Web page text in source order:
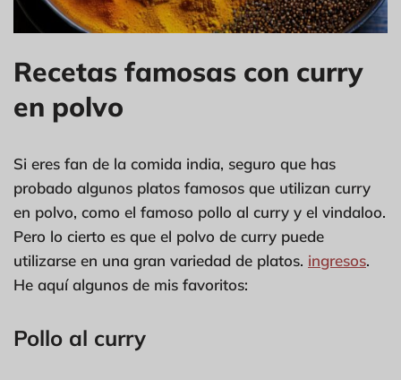
Recetas famosas con curry
en polvo
Si eres fan de la comida india, seguro que has
probado algunos platos famosos que utilizan curry
en polvo, como el famoso pollo al curry y el vindaloo.
Pero lo cierto es que el polvo de curry puede
utilizarse en una gran variedad de platos. ingresos.
He aquí algunos de mis favoritos:
Pollo al curry